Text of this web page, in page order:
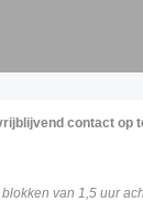
contact op
van 1,5 uur